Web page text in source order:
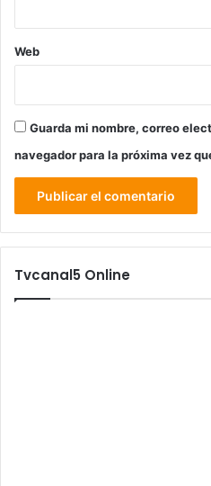
Web
Guarda mi nombre, correo
navegador para la próxima vez
Tvcanal5 Online